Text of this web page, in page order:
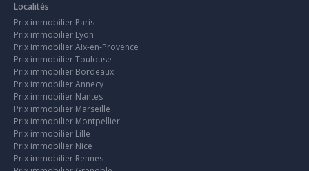
Localités
Prix immobilier Paris
Prix immobilier Lyon
Prix immobilier Aix-en-Provence
Prix immobilier Toulouse
Prix immobilier Bordeaux
Prix immobilier Annecy
Prix immobilier Nantes
Prix immobilier Marseille
Prix immobilier Montpellier
Prix immobilier Lille
Prix immobilier Nice
Prix immobilier Rennes